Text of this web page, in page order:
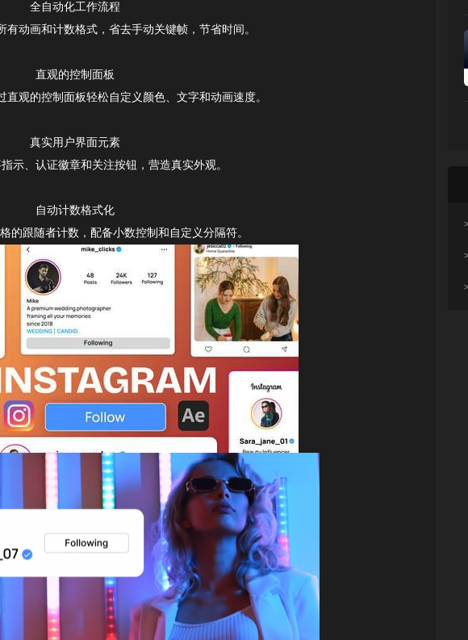
全自动化工作流程
有动画和计数格式，省去手动关键帧，节省时间。
直观的控制面板
直观的控制面板轻松自定义颜色、文字和动画速度。
真实用户界面元素
示、认证徽章和关注按钮，营造真实外观。
自动计数格式化
的跟随者计数，配备小数控制和自定义分隔符。